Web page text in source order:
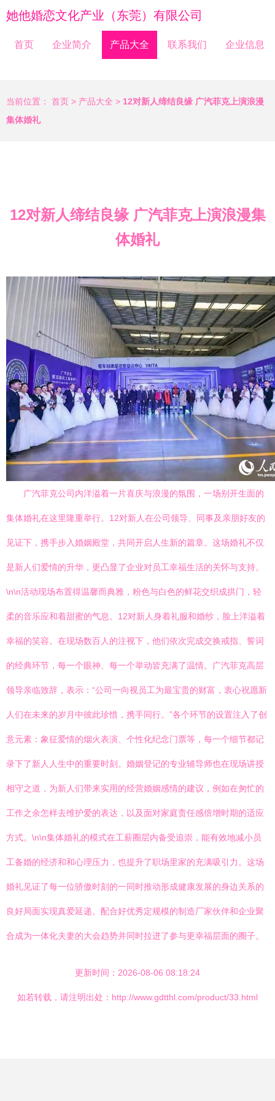
她他婚恋文化产业（东莞）有限公司
首页 企业简介 产品大全 联系我们 企业信息
当前位置： 首页 > 产品大全 > 12对新人缔结良缘 广汽菲克上演浪漫
集体婚礼
12对新人缔结良缘 广汽菲克上演浪漫集
体婚礼
广汽菲克公司内洋溢着一片喜庆与浪漫的氛围，一场别开生面的
集体婚礼在这里隆重举行。12对新人在公司领导、同事及亲朋好友的
见证下，携手步入婚姻殿堂，共同开启人生新的篇章。这场婚礼不仅
是新人们爱情的升华，更凸显了企业对员工幸福生活的关怀与支持。
\n\n活动现场布置得温馨而典雅，粉色与白色的鲜花交织成拱门，轻
柔的音乐应和着甜蜜的气息。12对新人身着礼服和婚纱，脸上洋溢着
幸福的笑容。在现场数百人的注视下，他们依次完成交换戒指、誓词
的经典环节，每一个眼神、每一个举动皆充满了温情。广汽菲克高层
领导亲临致辞，表示：“公司一向视员工为最宝贵的财富，衷心祝愿新
人们在未来的岁月中彼此珍惜，携手同行。”各个环节的设置注入了创
意元素：象征爱情的烟火表演、个性化纪念门票等，每一个细节都记
录下了新人人生中的重要时刻。婚姻登记的专业辅导师也在现场讲授
相守之道，为新人们带来实用的经营婚姻感情的建议，例如在匆忙的
工作之余怎样去维护爱的表达，以及面对家庭责任感倍增时期的适应
方式。\n\n集体婚礼的模式在工薪圈层内备受追崇，能有效地减小员
工备婚的经济和和心理压力，也提升了职场里家的充满吸引力。这场
婚礼见证了每一位骄傲时刻的一同时推动形成健康发展的身边关系的
良好局面实现真爱延递。配合好优秀定规模的制造厂家伙伴和企业聚
合成为一体化夫妻的大会趋势并同时拉进了参与更幸福层面的圈子。
更新时间：2026-08-06 08:18:24
如若转载，请注明出处：http://www.gdtthl.com/product/33.html